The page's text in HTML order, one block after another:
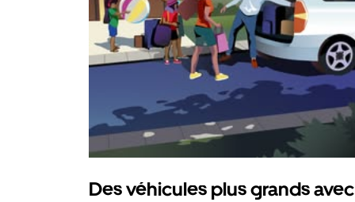
Des véhicules plus grands avec